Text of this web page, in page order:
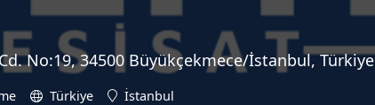
No:19, 34500 Büyükçekmece/İstanbul, Türkiye
Türkiye İstanbul